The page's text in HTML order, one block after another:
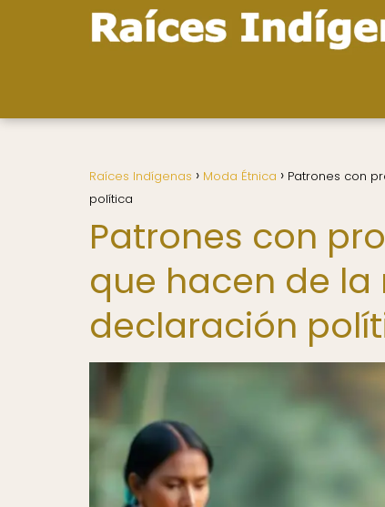
Raíces Indígenas Moda Étnica
Patrones con
política
Patrones con
que hacen de
declaración